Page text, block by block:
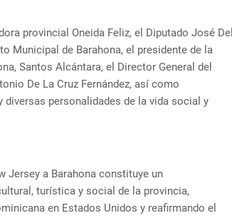
provincial Oneida Feliz, el Diputado José Del
Municipal de Barahona, el presidente de la
Santos Alcántara, el Director General del
De La Cruz Fernández, así como
personalidades de la vida social y
Jersey a Barahona constituye un
turística y social de la provincia,
en Estados Unidos y reafirmando el